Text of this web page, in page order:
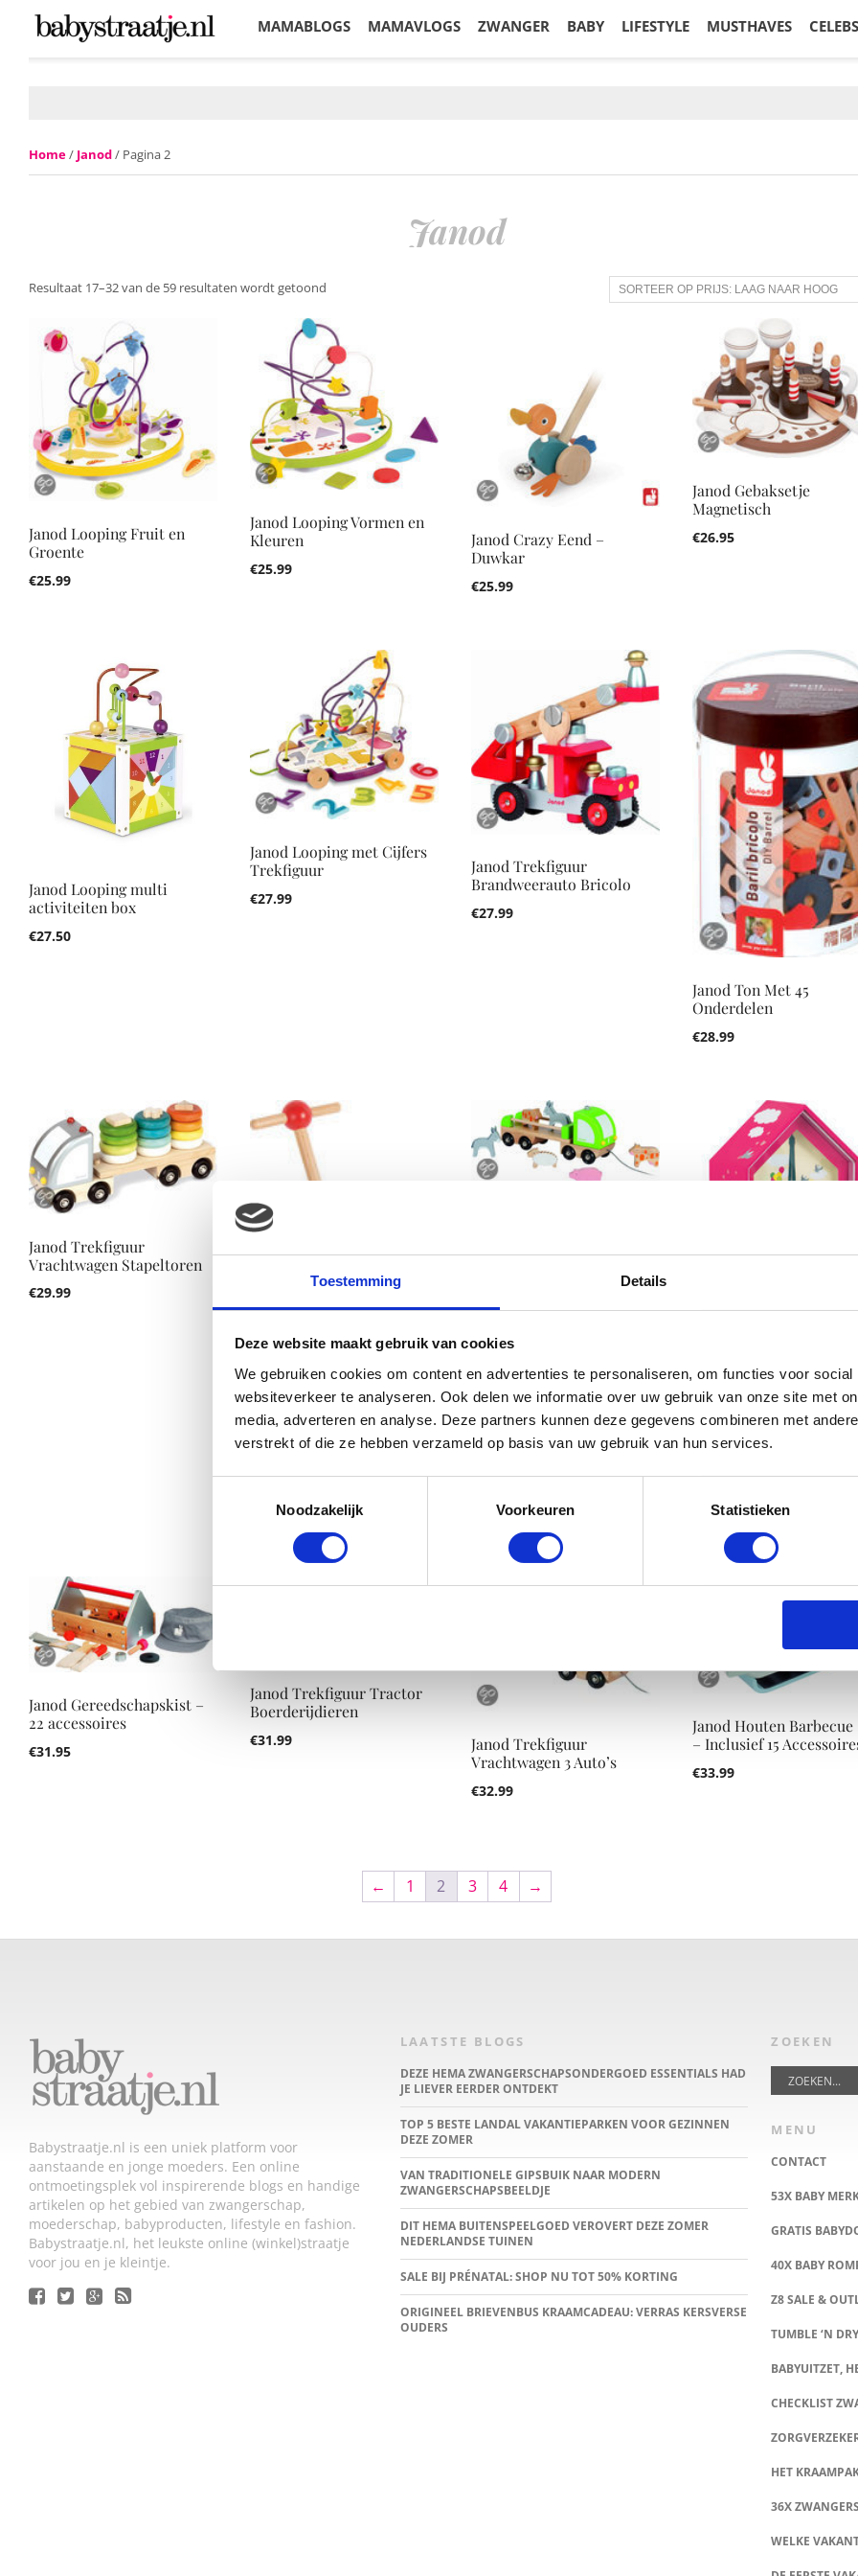
Toestemming Details
Deze website maakt gebruik van cookies
We gebruiken cookies om content en advertenties te personaliseren, om functies voor
websiteverkeer te analyseren. Ook delen we informatie over uw gebruik van onze site met
media, adverteren en analyse. Deze partners kunnen deze gegevens combineren met
verstrekt of die ze hebben verzameld op basis van uw gebruik van hun services.
Noodzakelijk
Voorkeuren Statistieken
MAMABLOGS MAMAVLOGS ZWANGER BABY LIFESTYLE MUSTHAVES CELEBS
Home/ Janod/ Pagina 2
Janod
Resultaat 17–32 van de 59 resultaten wordt getoond
Janod Looping Fruit en
Groente
€25.99
Janod Looping Vormen en
Kleuren
€25.99
Janod Crazy Eend –
Duwkar
€25.99
Janod Gebaksetje
Magnetisch
€26.95
Janod Looping multi
activiteiten box
€27.50
Janod Looping met Cijfers
Trekfiguur
€27.99
Janod Trekfiguur
Brandweerauto Bricolo
€27.99
Janod Ton Met 45
Onderdelen
€28.99
Janod Trekfiguur
Vrachtwagen Stapeltoren
€29.99
29.99
€29.99
Janod Gereedschapskist –
22 accessoires
€31.95
Janod Trekfiguur Tractor
Boerderijdieren
€31.99
Janod Trekfiguur
Vrachtwagen 3 Auto’s
€32.99
Janod Houten Barbecue
– Inclusief 15
€33.99
← 1 2 3 4 →
Babystraatje.nl is een uniek platform voor
aanstaande en jonge moeders. Een online
ontmoetingsplek vol inspirerende blogs en handige
artikelen op het gebied van zwangerschap,
moederschap, babyproducten, lifestyle en fashion.
Babystraatje.nl, het leukste online (winkel)straatje
voor jou en je kleintje.
LAATSTE BLOGS
DEZE HEMA ZWANGERSCHAPSONDERGOED ESSENTIALS HAD
JE LIEVER EERDER ONTDEKT
TOP 5 BESTE LANDAL VAKANTIEPARKEN VOOR GEZINNEN
DEZE ZOMER
VAN TRADITIONELE GIPSBUIK NAAR MODERN
ZWANGERSCHAPSBEELDJE
DIT HEMA BUITENSPEELGOED VEROVERT DEZE ZOMER
NEDERLANDSE TUINEN
SALE BIJ PRÉNATAL: SHOP NU TOT 50% KORTING
ORIGINEEL BRIEVENBUS KRAAMCADEAU: VERRAS KERSVERSE
OUDERS
ZOEKEN
MENU
CONTACT
53X BABY
GRATIS
40X BABY
Z8 SALE &
TUMBLE ‘N
BABYUITZET,
CHECKLIST
HET
36X
WELKE